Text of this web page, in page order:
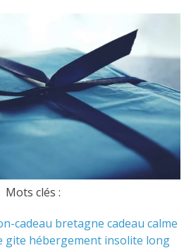
Mots clés :
cadeau bretagne cadeau calme
gite hébergement insolite long